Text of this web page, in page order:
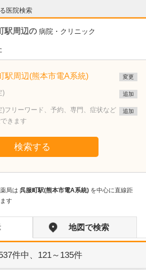
医院検索
駅周辺の 病院・クリニック
駅周辺(熊本市電A系統) 変更
) 追加
)フリーワード、予約、専門、症状など
きます
追加
検索する
局は 呉服町駅(熊本市電A系統) を中心に直線距
す
地図で検索
件中、 121～135件